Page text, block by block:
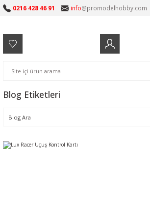
0216 428 46 91 info@promodelhobby.com
Blog Etiketleri